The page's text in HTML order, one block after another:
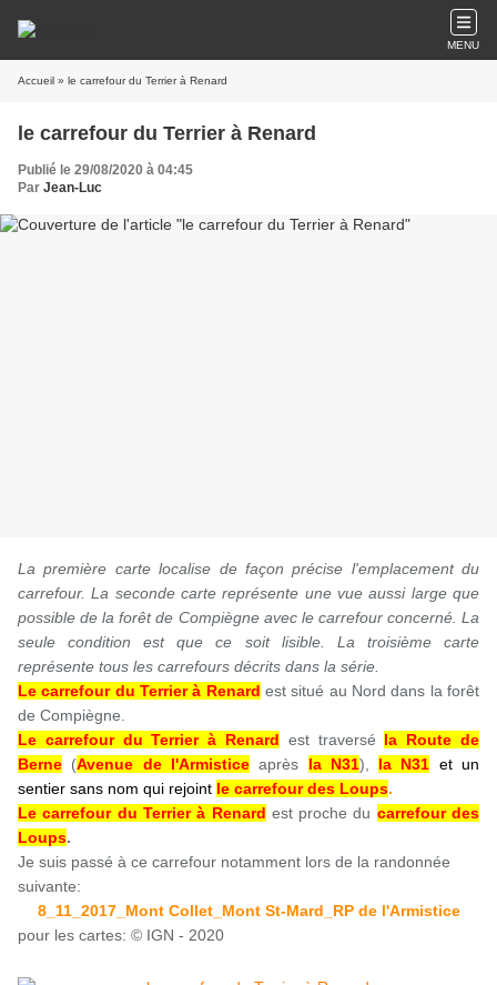
MENU
Accueil » le carrefour du Terrier à Renard
le carrefour du Terrier à Renard
Publié le 29/08/2020 à 04:45
Par Jean-Luc
La première carte localise de façon précise l'emplacement du
carrefour. La seconde carte représente une vue aussi large que
possible de la forêt de Compiègne avec le carrefour concerné. La
seule condition est que ce soit lisible. La troisième carte
représente tous les carrefours décrits dans la série.
Le carrefour du Terrier à Renard est situé au Nord dans la forêt
de Compiègne.
Le carrefour du Terrier à Renard est traversé la Route de
Berne (Avenue de l'Armisticeaprès la N31), la N31 et un
sentier sans nom qui rejoint le carrefour des Loups.
Le carrefour du Terrier à Renard est proche du carrefour des
Loups.
Je suis passé à ce carrefour notamment lors de la randonnée
suivante:
8_11_2017_Mont Collet_Mont St-Mard_RP de l'Armistice
pour les cartes: © IGN - 2020